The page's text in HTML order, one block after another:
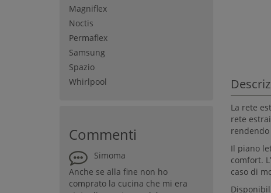
La rete
rete
Il piano
comfort.
caso di
Magniflex
Noctis
Permaflex
Samsung
Spazio
Whirlpool
Commenti
Simoma
Anche se alla fine non ho
comprato la cucina che mi era